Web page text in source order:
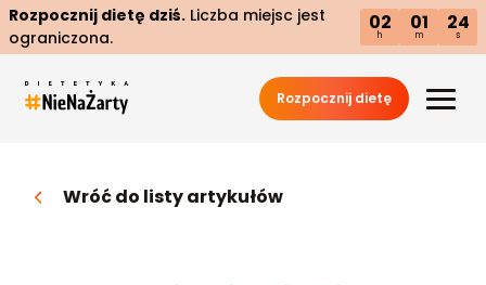
Rozpocznij dietę dziś. Liczba miejsc jest
ograniczona.
02
h
01
m
23
s
Rozpocznij dietę
Wróć do listy artykułów